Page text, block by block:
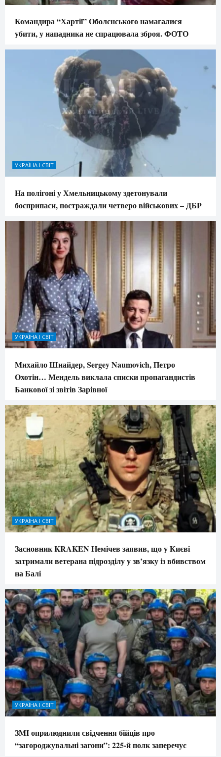
Командира “Хартії” Оболєнського намагалися
убити, у нападника не спрацювала зброя. ФОТО
УКРАЇНА І СВІТ
На полігоні у Хмельницькому здетонували
боєприпаси, постраждали четверо військових – ДБР
УКРАЇНА І СВІТ
Михайло Шнайдер, Sergey Naumovich, Петро
Охотін… Мендель виклала списки пропагандистів
Банкової зі звітів Зарівної
УКРАЇНА І СВІТ
Засновник KRAKEN Немічев заявив, що у Києві
затримали ветерана підрозділу у зв’язку із вбивством
на Балі
УКРАЇНА І СВІТ
ЗМІ оприлюднили свідчення бійців про
“загороджувальні загони”: 225-й полк заперечує